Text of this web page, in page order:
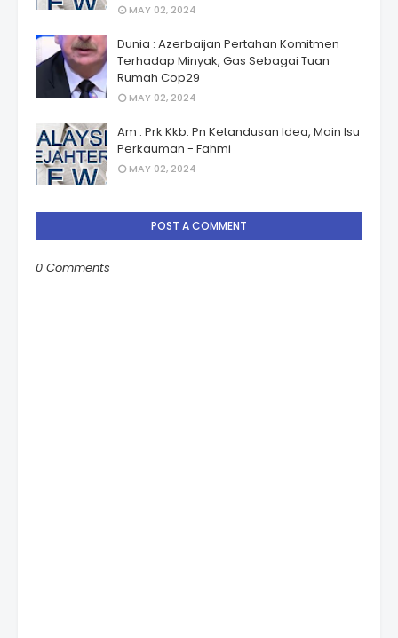
MAY 02, 2024
Dunia : Azerbaijan Pertahan Komitmen
Terhadap Minyak, Gas Sebagai Tuan
Rumah Cop29
MAY 02, 2024
Am : Prk Kkb: Pn Ketandusan Idea, Main Isu
Perkauman - Fahmi
MAY 02, 2024
POST A COMMENT
0 Comments